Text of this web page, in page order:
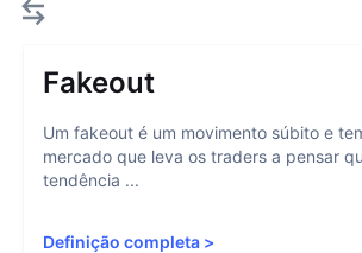
Fakeout
Um fakeout é um movimento súbito e
mercado que leva os traders a pensar
tendência ...
Definição completa >